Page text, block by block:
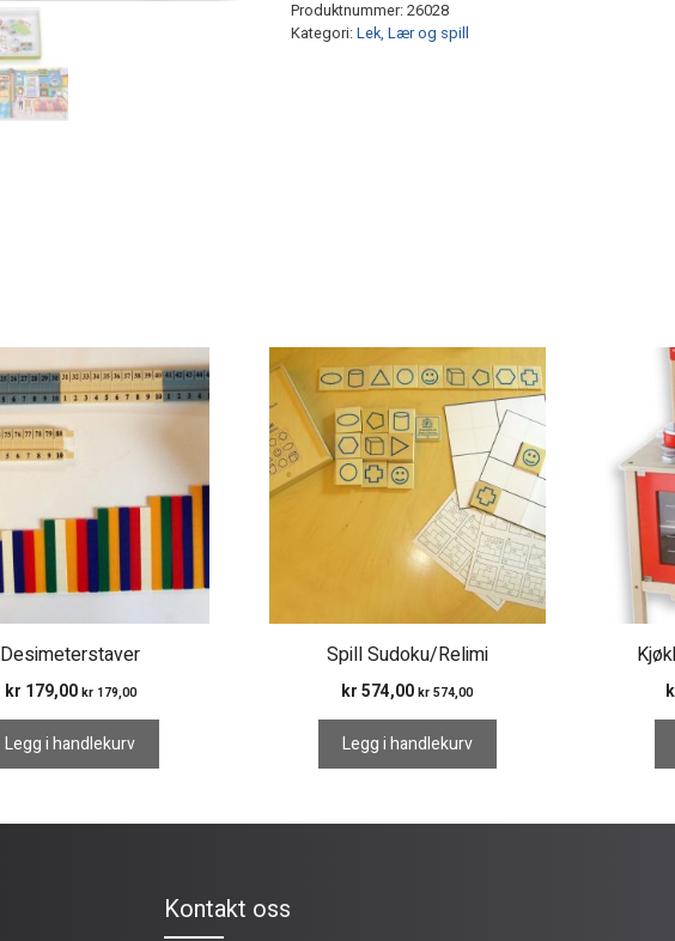
Produktnummer: 26028
Kategori: Lek, Lær og spill
Desimeterstaver
kr 179,00 kr179,00
Legg i handlekurv
Spill Sudoku/Relimi
kr 574,00 kr 574,00
Legg i handlekurv
Kontakt oss